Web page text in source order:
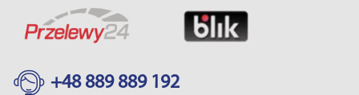
+48 889 889 192